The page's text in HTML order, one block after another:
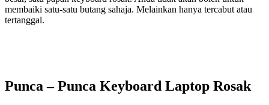
membaiki satu-satu butang sahaja. Melainkan hanya tercabut atau
tertanggal.
Punca – Punca Keyboard Laptop Rosak